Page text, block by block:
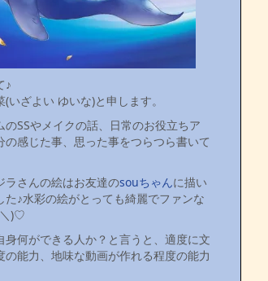
♪
いざよい ゆいな)と申します。
のSSやメイクの話、日常のお役立ちア
の感じた事、思った事をつらつら書いて
ラさんの絵はお友達のsouちゃんに描い
た♪水彩の絵がとっても綺麗でファンな
)♡
身何ができる人か？と言うと、適度に文
の能力、地味な動画が作れる程度の能力